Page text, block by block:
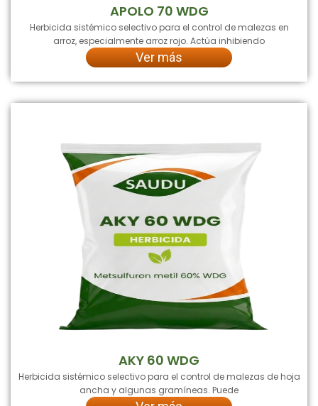
APOLO 70 WDG
Herbicida sistémico selectivo para el control de malezas en
arroz, especialmente arroz rojo. Actúa inhibiendo
Ver más
AKY 60 WDG
Herbicida sistémico selectivo para el control de malezas de hoja
ancha y algunas gramíneas. Puede